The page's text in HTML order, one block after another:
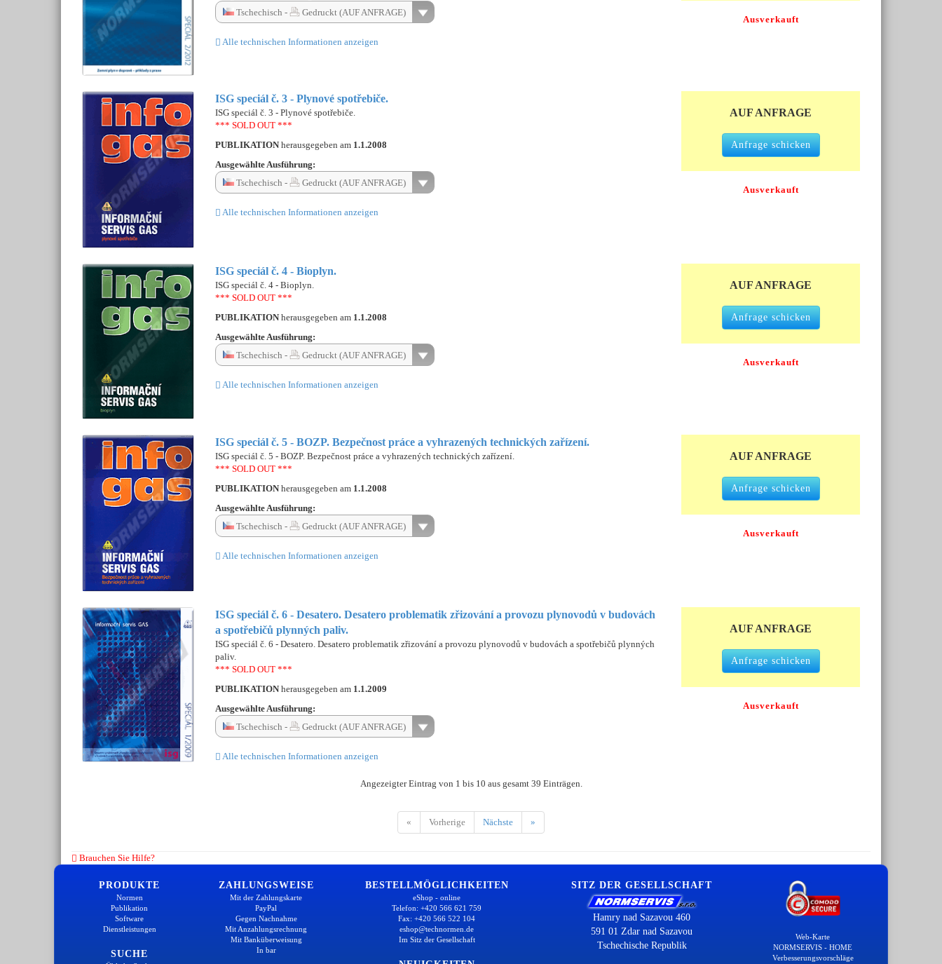
Tschechisch -
Gedruckt (AUF ANFRAGE)
Alle technischen Informationen anzeigen
Ausverkauft
ISG speciál č. 3 - Plynové spotřebiče.
ISG speciál č. 3 - Plynové spotřebiče.
*** SOLD OUT ***
PUBLIKATION herausgegeben am 1.1.2008
Ausgewählte Ausführung:
Tschechisch -
Gedruckt (AUF ANFRAGE)
Alle technischen Informationen anzeigen
AUF ANFRAGE
Anfrage schicken
Ausverkauft
ISG speciál č. 4 - Bioplyn.
ISG speciál č. 4 - Bioplyn.
*** SOLD OUT ***
PUBLIKATION herausgegeben am 1.1.2008
Ausgewählte Ausführung:
Tschechisch -
Gedruckt (AUF ANFRAGE)
Alle technischen Informationen anzeigen
AUF ANFRAGE
Anfrage schicken
Ausverkauft
ISG speciál č. 5 - BOZP. Bezpečnost práce a vyhrazených technických zařízení.
ISG speciál č. 5 - BOZP. Bezpečnost práce a vyhrazených technických zařízení.
*** SOLD OUT ***
PUBLIKATION herausgegeben am 1.1.2008
Ausgewählte Ausführung:
Tschechisch -
Gedruckt (AUF ANFRAGE)
Alle technischen Informationen anzeigen
AUF ANFRAGE
Anfrage schicken
Ausverkauft
ISG speciál č. 6 - Desatero. Desatero problematik zřizování a provozu plynovodů v budovách
a spotřebičů plynných paliv.
ISG speciál č. 6 - Desatero. Desatero problematik zřizování a provozu plynovodů v budovách a spotřebičů plynných
paliv.
*** SOLD OUT ***
PUBLIKATION herausgegeben am 1.1.2009
Ausgewählte Ausführung:
Tschechisch -
Gedruckt (AUF ANFRAGE)
Alle technischen Informationen anzeigen
AUF ANFRAGE
Anfrage schicken
Ausverkauft
Angezeigter Eintrag von 1 bis 10 aus gesamt 39 Einträgen.
« Vorherige Nächste »
Brauchen Sie Hilfe?
PRODUKTE
Normen
Publikation
Software
Dienstleistungen
SUCHE
ZAHLUNGSWEISE
Mit der Zahlungskarte
PayPal
Gegen Nachnahme
Mit Anzahlungsrechnung
Mit Banküberweisung
In bar
BESTELLMÖGLICHKEITEN
eShop - online
Telefon: +420 566 621 759
Fax: +420 566 522 104
eshop@technormen.de
Im Sitz der Gesellschaft
SITZ DER GESELLSCHAFT
Hamry nad Sazavou 460
591 01 Zdar nad Sazavou
Tschechische Republik
Web-Karte
NORMSERVIS - HOME
Verbesserungsvorschläge